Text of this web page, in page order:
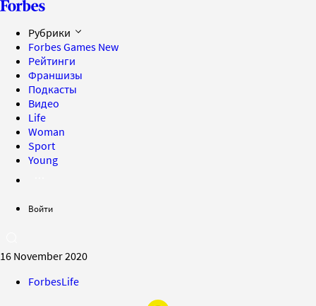
Рубрики
Forbes Games New
Рейтинги
Франшизы
Подкасты
Видео
Life
Woman
Sport
Young
Войти
16 November 2020
ForbesLife